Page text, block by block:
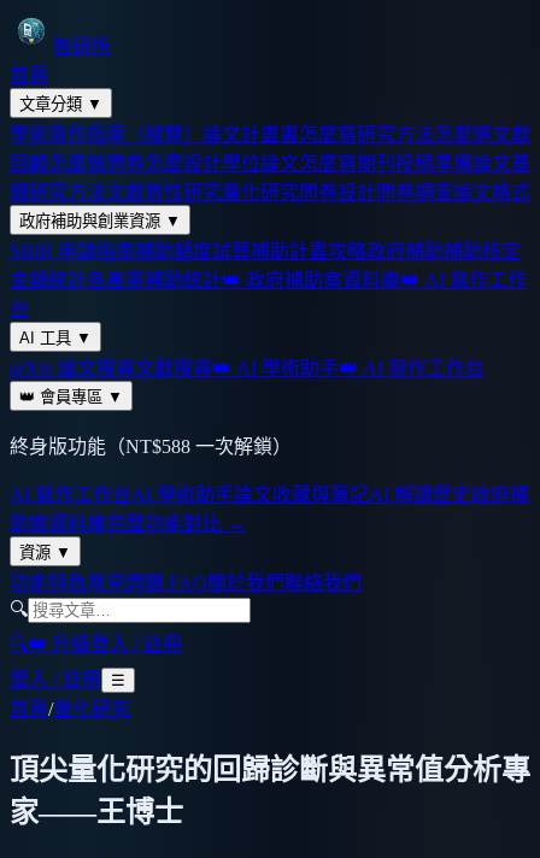
智研所
首頁
文章分類 ▼
學術寫作指南（總覽） 論文計畫書怎麼寫研究方法怎麼選文獻
回顧怎麼做問卷怎麼設計學位論文怎麼寫期刊投稿準備論文基
礎研究方法文獻質性研究量化研究問卷設計問卷調查論文格式
政府補助與創業資源 ▼
SBIR 申請指南補助額度試算補助計畫攻略政府補助補助核定
金額統計各產業補助統計👑 政府補助案資料庫👑 AI 寫作工作
台
AI 工具 ▼
arXiv 論文搜尋文獻搜尋👑 AI 學術助手👑 AI 寫作工作台
👑 會員專區 ▼
終身版功能（NT$588 一次解鎖）
AI 寫作工作台AI 學術助手論文收藏與筆記AI 解讀歷史政府補
助案資料庫完整功能對比 →
資源 ▼
功能特色常見問題 FAQ關於我們聯絡我們
🔍
🔍👑 升級登入 / 註冊
登入 / 註冊 ☰
首頁/量化研究
頂尖量化研究的回歸診斷與異常值分析專
家——王博士